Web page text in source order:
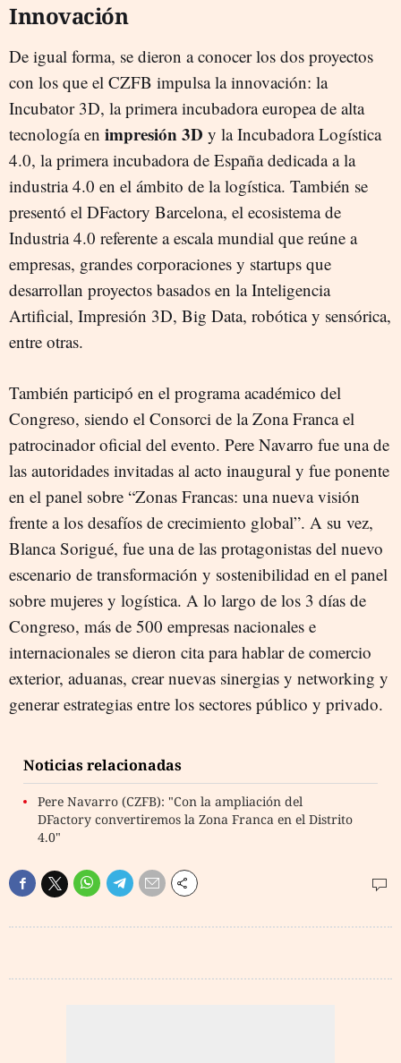
Innovación
De igual forma, se dieron a conocer los dos proyectos
con los que el CZFB impulsa la innovación: la
Incubator 3D, la primera incubadora europea de alta
tecnología en impresión 3D y la Incubadora Logística
4.0, la primera incubadora de España dedicada a la
industria 4.0 en el ámbito de la logística. También se
presentó el DFactory Barcelona, el ecosistema de
Industria 4.0 referente a escala mundial que reúne a
empresas, grandes corporaciones y startups que
desarrollan proyectos basados en la Inteligencia
Artificial, Impresión 3D, Big Data, robótica y sensórica,
entre otras.
También participó en el programa académico del
Congreso, siendo el Consorci de la Zona Franca el
patrocinador oficial del evento. Pere Navarro fue una de
las autoridades invitadas al acto inaugural y fue ponente
en el panel sobre “Zonas Francas: una nueva visión
frente a los desafíos de crecimiento global”. A su vez,
Blanca Sorigué, fue una de las protagonistas del nuevo
escenario de transformación y sostenibilidad en el panel
sobre mujeres y logística. A lo largo de los 3 días de
Congreso, más de 500 empresas nacionales e
internacionales se dieron cita para hablar de comercio
exterior, aduanas, crear nuevas sinergias y networking y
generar estrategias entre los sectores público y privado.
Noticias relacionadas
Pere Navarro (CZFB): "Con la ampliación del
DFactory convertiremos la Zona Franca en el Distrito
4.0"